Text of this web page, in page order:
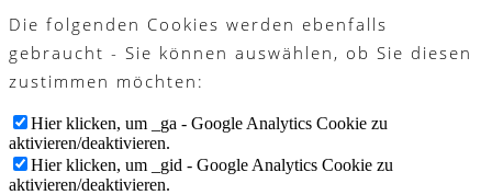
Die folgenden Cookies werden ebenfalls
gebraucht - Sie können auswählen, ob Sie diesen
zustimmen möchten:
Hier klicken, um _ga - Google Analytics Cookie zu
aktivieren/deaktivieren.
Hier klicken, um _gid - Google Analytics Cookie zu
aktivieren/deaktivieren.